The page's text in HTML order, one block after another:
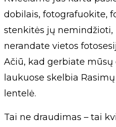
dobilais, fotografuokite,
stenkitės jų nemindžioti,
nerandate vietos
Ačiū, kad gerbiate mūsų
laukuose skelbia
lentelė.
Tai ne draudimas – tai